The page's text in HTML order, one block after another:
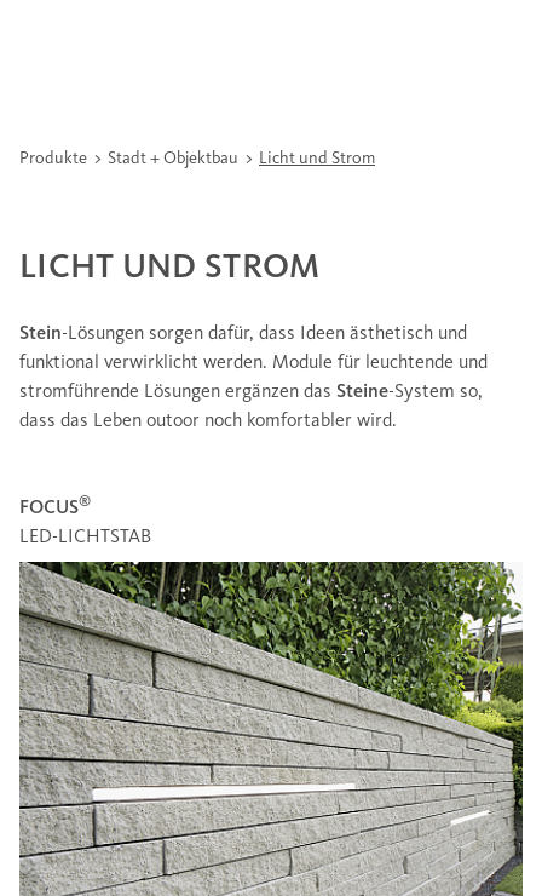
Produkte Stadt + Objektbau Licht und Strom
LICHT UND STROM
Stein-Lösungen sorgen dafür, dass Ideen ästhetisch und
funktional verwirklicht werden. Module für leuchtende und
stromführende Lösungen ergänzen das Steine-System so,
dass das Leben outoor noch komfortabler wird.
FOCUS®
LED-LICHTSTAB